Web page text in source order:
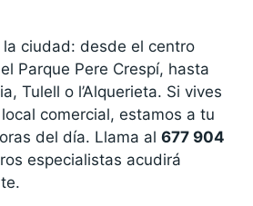
ciudad: desde el centro
Parque Pere Crespí, hasta
Tulell o l’Alquerieta. Si vives
comercial, estamos a tu
del día. Llama al 677 904
especialistas acudirá